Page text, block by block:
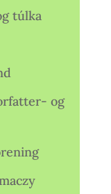
túlka
og